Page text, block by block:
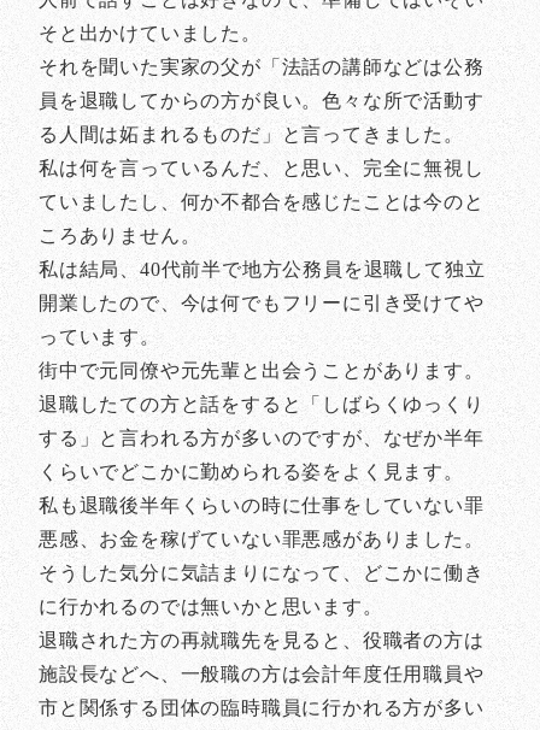
そと出かけていました。
それを聞いた実家の父が「法話の講師などは公務
員を退職してからの方が良い。色々な所で活動す
る人間は妬まれるものだ」と言ってきました。
私は何を言っているんだ、と思い、完全に無視し
ていましたし、何か不都合を感じたことは今のと
ころありません。
私は結局、40代前半で地方公務員を退職して独立
開業したので、今は何でもフリーに引き受けてや
っています。
街中で元同僚や元先輩と出会うことがあります。
退職したての方と話をすると「しばらくゆっくり
する」と言われる方が多いのですが、なぜか半年
くらいでどこかに勤められる姿をよく見ます。
私も退職後半年くらいの時に仕事をしていない罪
悪感、お金を稼げていない罪悪感がありました。
そうした気分に気詰まりになって、どこかに働き
に行かれるのでは無いかと思います。
退職された方の再就職先を見ると、役職者の方は
施設長などへ、一般職の方は会計年度任用職員や
市と関係する団体の臨時職員に行かれる方が多い